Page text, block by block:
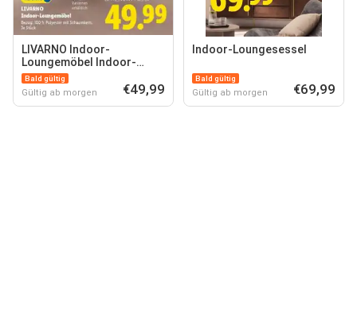
LIVARNO Indoor-
Loungemöbel Indoor-
Loungehocker
Bald gültig
Gültig ab morgen €49,99
Indoor-Loungesessel
Bald gültig
Gültig ab morgen €69,99